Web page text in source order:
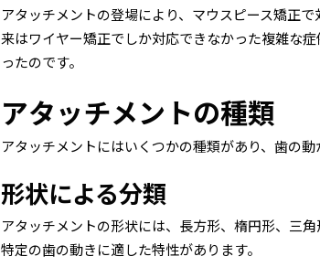
アタッチメントの登場により、マウスピース矯正
来はワイヤー矯正でしか対応できなかった複雑な
ったのです。
アタッチメントの種類
アタッチメントにはいくつかの種類があり、歯の
形状による分類
アタッチメントの形状には、長方形、楕円形、三
特定の歯の動きに適した特性があります。